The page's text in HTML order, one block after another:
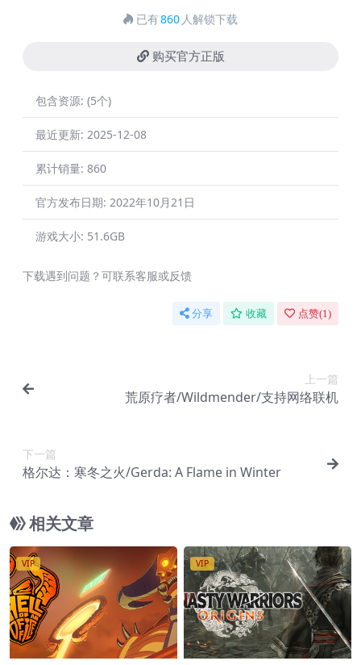
已有860 人解锁下载
购买官方正版
包含资源: (5个)
最近更新: 2025-12-08
累计销量: 860
官方发布日期: 2022年10月21日
游戏大小: 51.6GB
下载遇到问题？可联系客服或反馈
分享 收藏 点赞(1)
上一篇
荒原疗者/Wildmender/支持网络联机
下一篇
格尔达：寒冬之火/Gerda: A Flame in Winter
相关文章
VIP VIP